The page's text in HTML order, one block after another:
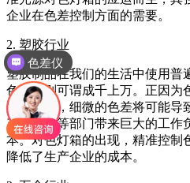
企业在色差控制方面的需要。
2. 塑胶行业
塑胶制品在我们的生活中使用普
色彩类别可谓成千上万。正因为
胶产品时，细微的色差将可能导
产、质量等部门带来巨大的工作
本。对色灯箱的出现，精准控制
降低了生产企业的成本。
色差仪